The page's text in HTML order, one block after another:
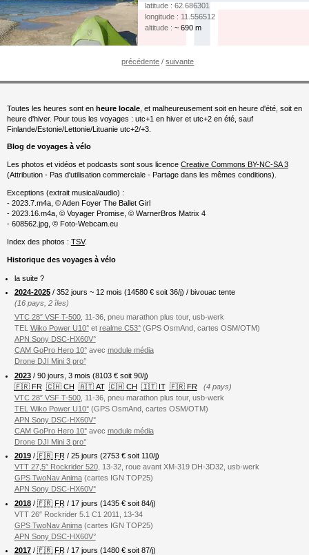
latitude : 62.686301
longitude : 11.556512
altitude : ~ 690 m
précédente /suivante
Toutes les heures sont en heure locale, et malheureusement soit en heure d'été, soit en
heure d'hiver. Pour tous les voyages : utc+1 en hiver et utc+2 en été, sauf
Finlande/Estonie/Lettonie/Lituanie utc+2/+3.
Blog de voyages à vélo
Les photos et vidéos et podcasts sont sous licence Creative Commons BY-NC-SA 3
(Attribution - Pas d'utilisation commerciale - Partage dans les mêmes conditions).
Exceptions (extrait musical/audio) :
- 2023.7.m4a, © Aden Foyer The Ballet Girl
- 2023.16.m4a, © Voyager Promise, © WarnerBros Matrix 4
- 608562.jpg, © Foto-Webcam.eu
Index des photos : TSV.
Historique des voyages à vélo
la suite ?
2024-2025/ 352 jours ~ 12 mois (14580€ soit 36/j) / bivouac tente
(16 pays, 2 îles)
VTC 28″ VSF T-500, 11-36, pneu marathon plus tour, usb-werk
TEL Wiko Power U10°et realme C53°(GPS OsmAnd, cartes OSM/OTM)
APN Sony DSC-HX60V°
CAM GoPro Hero 10°avec module média
Drone DJI Mini 3 pro°
2023/ 90 jours, 3 mois (8103 € soit 90/j)
🇫🇷 FR 🇨🇭 CH 🇦🇹 AT 🇨🇭 CH 🇮🇹 IT 🇫🇷 FR
(4 pays)
VTC 28″ VSF T-500, 11-36, pneu marathon plus tour, usb-werk
TEL Wiko Power U10°(GPS OsmAnd, cartes OSM/OTM)
APN Sony DSC-HX60V°
CAM GoPro Hero 10°avec module média
Drone DJI Mini 3 pro°
2019/ 🇫🇷 FR / 25 jours (2753 € soit 110/j)
VTT 27,5″ Rockrider 520, 13-32, roue avant XM-319 DH-3D32, usb-werk
GPS TwoNav Anima(cartes IGN TOP25)
APN Sony DSC-HX60V°
2018/ 🇫🇷 FR / 17 jours (1435 € soit 84/j)
VTT 26″ Rockrider 5.1 C1 2011, 13-34
GPS TwoNav Anima(cartes IGN TOP25)
APN Sony DSC-HX60V°
2017/ 🇫🇷 FR / 17 jours (1480 € soit 87/j)